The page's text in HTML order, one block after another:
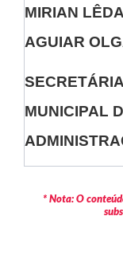
MIRIAN LÊDA
AGUIAR
SECRETÁRIA
MUNICIPAL
* Nota: O